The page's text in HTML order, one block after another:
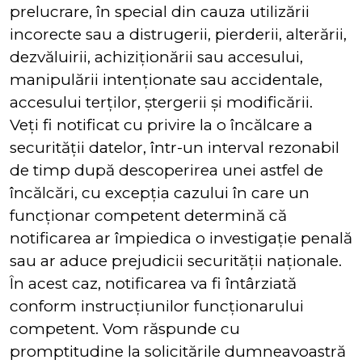
prelucrare, în special din cauza utilizării
incorecte sau a distrugerii, pierderii, alterării,
dezvăluirii, achiziționării sau accesului,
manipulării intenționate sau accidentale,
accesului terților, ștergerii și modificării.
Veți fi notificat cu privire la o încălcare a
securității datelor, într-un interval rezonabil
de timp după descoperirea unei astfel de
încălcări, cu excepția cazului în care un
funcționar competent determină că
notificarea ar împiedica o investigație penală
sau ar aduce prejudicii securității naționale.
În acest caz, notificarea va fi întârziată
conform instrucțiunilor funcționarului
competent. Vom răspunde cu
promptitudine la solicitările dumneavoastră